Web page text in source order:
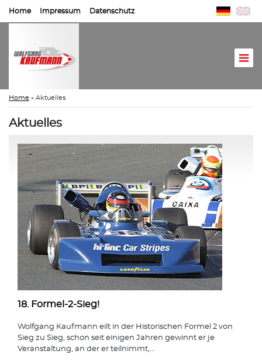
Home Impressum Datenschutz
Home » Aktuelles
Aktuelles
18. Formel-2-Sieg!
Wolfgang Kaufmann eilt in der Historischen Formel 2 von
Sieg zu Sieg, schon seit einigen Jahren gewinnt er je
Veranstaltung, an der er teilnimmt,...